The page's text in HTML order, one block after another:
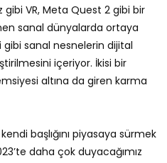
VR, Meta Quest 2 gibi bir
sanal dünyalarda ortaya
gibi sanal nesnelerin dijital
içeriyor. İkisi bir
altına da giren karma
başlığını piyasaya sürmek
daha çok duyacağımız